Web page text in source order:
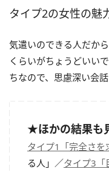
タイプ2の女性の魅
気遣いのできる人だか
くらいがちょうどいい
ちなので、思慮深い会話
★ほかの結果も
タイプ1「完全さを
る人」／タイプ3「